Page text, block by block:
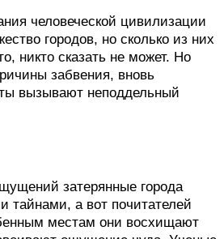
человеческой цивилизации
городов, но сколько из них
никто сказать не может. Но
забвения, вновь
вызывают неподдельный
затерянные города
тайнами, а вот почитателей
местам они восхищают